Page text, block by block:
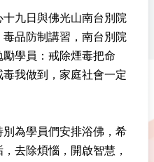
九日與佛光山南台別院
品防制講習，南台別院
學員：戒除煙毒把命
我做到，家庭社會一定
為學員們安排浴佛，希
去除煩惱，開啟智慧，